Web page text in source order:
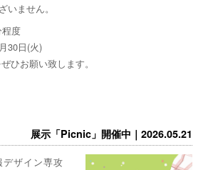
いません。
度
30日(火)
ひお願い致します。
展示「Picnic」開催中｜2026.05.21
デザイン専攻